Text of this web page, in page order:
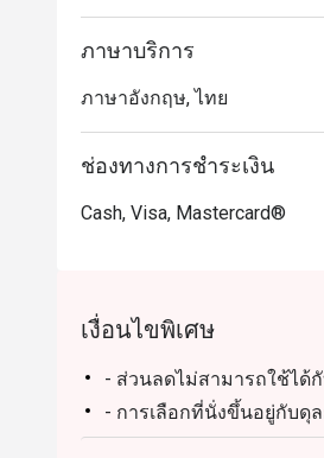
ภาษาบริการ
ภาษาอังกฤษ, ไทย
ช่องทางการชำระเงิน
Cash, Visa, Mastercard®
เงื่อนไขพิเศษ
- ส่วนลดไม่สามารถใช้ได้
- การเลือกที่นั่งขึ้นอยู่กับดุ